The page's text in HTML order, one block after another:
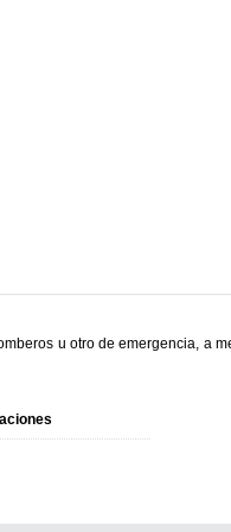
u otro de emergencia, a